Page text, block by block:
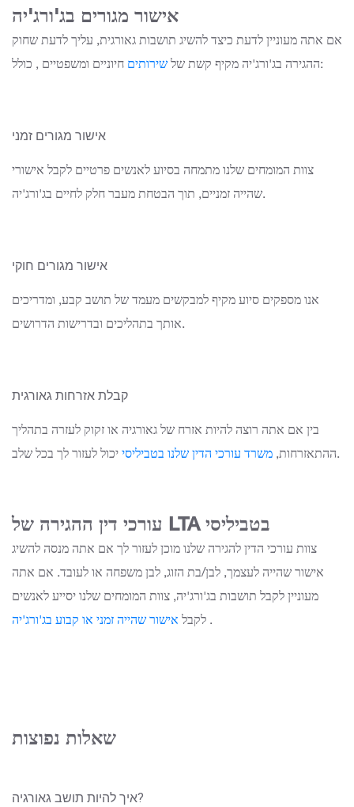
אישור מגורים בג'ורג'יה
אם אתה מעוניין לדעת כיצד להשיג תושבות גאורגית, עליך לדעת שחוק
ההגירה בג'ורג'יה מקיף קשת של שירותים חיוניים ומשפטיים , כולל:
אישור מגורים זמני
צוות המומחים שלנו מתמחה בסיוע לאנשים פרטיים לקבל אישורי
שהייה זמניים, תוך הבטחת מעבר חלק לחיים בג'ורג'יה.
אישור מגורים חוקי
אנו מספקים סיוע מקיף למבקשים מעמד של תושב קבע, ומדריכים
אותך בתהליכים ובדרישות הדרושים.
קבלת אזרחות גאורגית
בין אם אתה רוצה להיות אזרח של גאורגיה או זקוק לעזרה בתהליך
ההתאזרחות, משרד עורכי הדין שלנו בטביליסי יכול לעזור לך בכל שלב.
עורכי דין ההגירה של LTA בטביליסי
צוות עורכי הדין להגירה שלנו מוכן לעזור לך אם אתה מנסה להשיג
אישור שהייה לעצמך, לבן/בת הזוג, לבן משפחה או לעובד. אם אתה
מעוניין לקבל תושבות בג'ורג'יה, צוות המומחים שלנו יסייע לאנשים
לקבל אישור שהייה זמני או קבוע בג'ורג'יה .
שאלות נפוצות
איך להיות תושב גאורגיה?